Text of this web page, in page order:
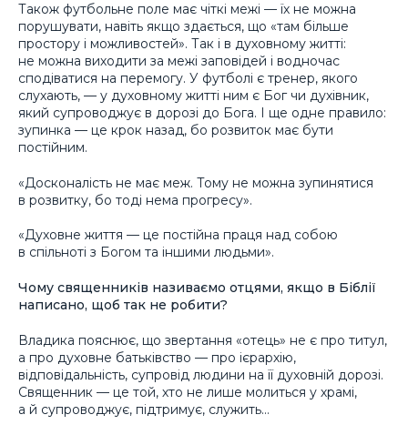
Також футбольне поле має чіткі межі — їх не можна
порушувати, навіть якщо здається, що «там більше
простору і можливостей». Так і в духовному житті:
не можна виходити за межі заповідей і водночас
сподіватися на перемогу. У футболі є тренер, якого
слухають, — у духовному житті ним є Бог чи духівник,
який супроводжує в дорозі до Бога. І ще одне правило:
зупинка — це крок назад, бо розвиток має бути
постійним.
«Досконалість не має меж. Тому не можна зупинятися
в розвитку, бо тоді нема прогресу».
«Духовне життя — це постійна праця над собою
в спільноті з Богом та іншими людьми».
Чому священників називаємо отцями, якщо в Біблії
написано, щоб так не робити?
Владика пояснює, що звертання «отець» не є про титул,
а про духовне батьківство — про ієрархію,
відповідальність, супровід людини на її духовній дорозі.
Священник — це той, хто не лише молиться у храмі,
а й супроводжує, підтримує, служить…